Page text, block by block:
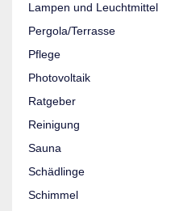
Lampen und Leuchtmittel
Pergola/Terrasse
Pflege
Photovoltaik
Ratgeber
Reinigung
Sauna
Schädlinge
Schimmel